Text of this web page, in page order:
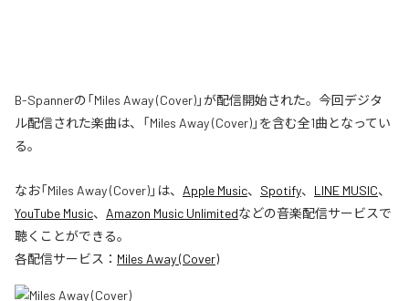
B-Spannerの「Miles Away (Cover)」が配信開始された。今回デジタ
ル配信された楽曲は、「Miles Away (Cover)」を含む全1曲となってい
る。
なお「Miles Away (Cover)」は、 Apple Music、 Spotify、 LINE MUSIC、
YouTube Music、 Amazon Music Unlimitedなどの音楽配信サービスで
聴くことができる。
各配信サービス： Miles Away (Cover)